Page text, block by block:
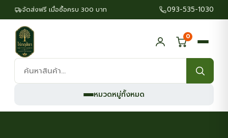
จัดส่งฟรี เมื่อซื้อครบ 300 บาท 093-535-1030
ค้นหา
สินค้า:
0
หมวดหมู่ทั้งหมด